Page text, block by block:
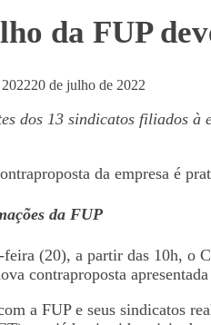
da FUP
20 de julho de 2022
dos 13 sindicatos filiados
da empresa é
da FUP
feira (20), a partir das 10h, o
contraproposta
a FUP e seus sindicatos